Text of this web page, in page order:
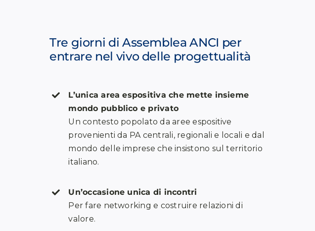
Tre giorni di Assemblea ANCI per
entrare nel vivo delle progettualità
L’unica area espositiva che mette insieme
mondo pubblico e privato
Un contesto popolato da aree espositive
provenienti da PA centrali, regionali e locali e dal
mondo delle imprese che insistono sul territorio
italiano.
Un’occasione unica di incontri
Per fare networking e costruire relazioni di
valore.